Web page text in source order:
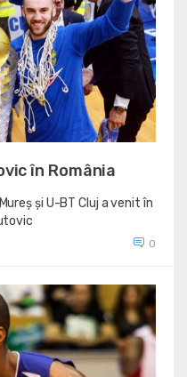
în România
și U-BT Cluj a venit în
0